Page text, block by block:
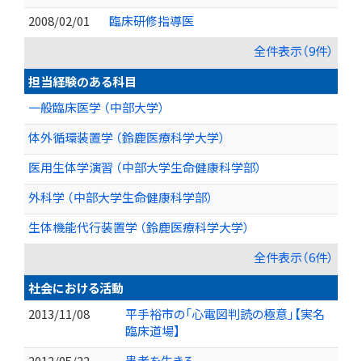
2008/02/01
臨床研修指導医
全件表示（9件）
担当経験のある科目
一般臨床医学 （中部大学）
体外循環装置学 （鈴鹿医療科学大学）
医用生体学演習 （中部大学生命健康科学部）
外科学 （中部大学生命健康科学部）
生体機能代行装置学 （鈴鹿医療科学大学）
全件表示（6件）
社会における活動
2013/11/08
平手裕市の「心電図判読の極意」【実名
臨床道場】